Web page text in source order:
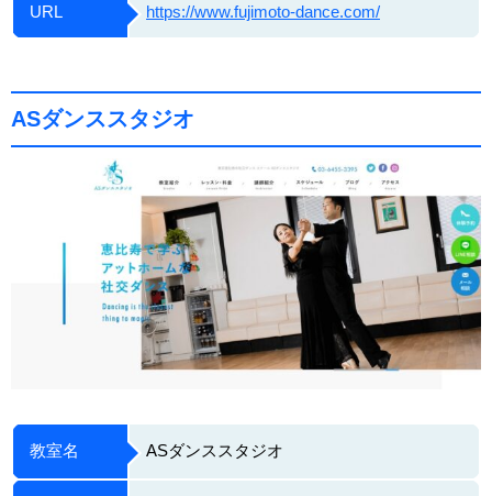
URL https://www.fujimoto-dance.com/
ASダンススタジオ
教室名 ASダンススタジオ